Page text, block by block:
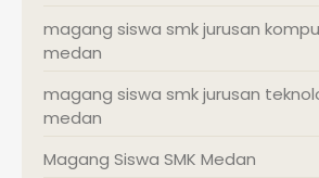
magang siswa smk jurusan
medan
magang siswa smk jurusan
medan
Magang Siswa SMK Medan